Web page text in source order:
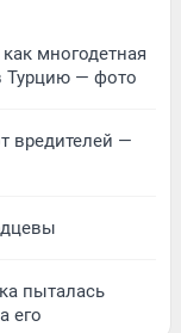
многодетная
Турцию — фото
вредителей —
пыталась
его